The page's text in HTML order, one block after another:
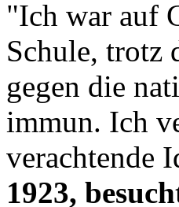
"Ich war auf
Schule, trotz
gegen die
immun. Ich
verachtende
1923,